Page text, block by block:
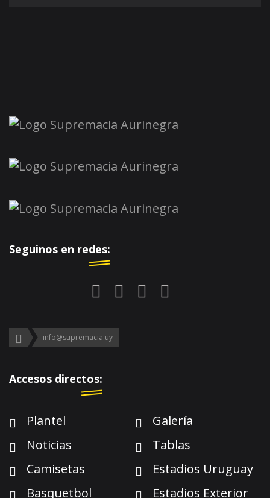
Seguinos en redes:
info@supremacia.uy
Accesos directos:
Plantel
Galería
Noticias
Tablas
Camisetas
Estadios Uruguay
Basquetbol
Estadios Exterior